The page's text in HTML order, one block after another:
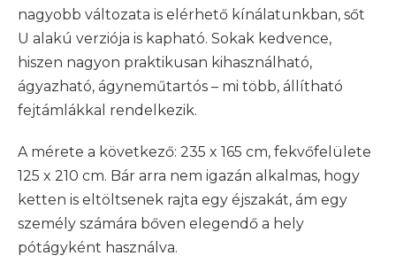
nagyobb változata is elérhető kínálatunkban, sőt
U alakú verziója is kapható. Sokak kedvence,
hiszen nagyon praktikusan kihasználható,
ágyazható, ágyneműtartós – mi több, állítható
fejtámlákkal rendelkezik.
A mérete a következő: 235 x 165 cm, fekvőfelülete
125 x 210 cm. Bár arra nem igazán alkalmas, hogy
ketten is eltöltsenek rajta egy éjszakát, ám egy
személy számára bőven elegendő a hely
pótágyként használva.